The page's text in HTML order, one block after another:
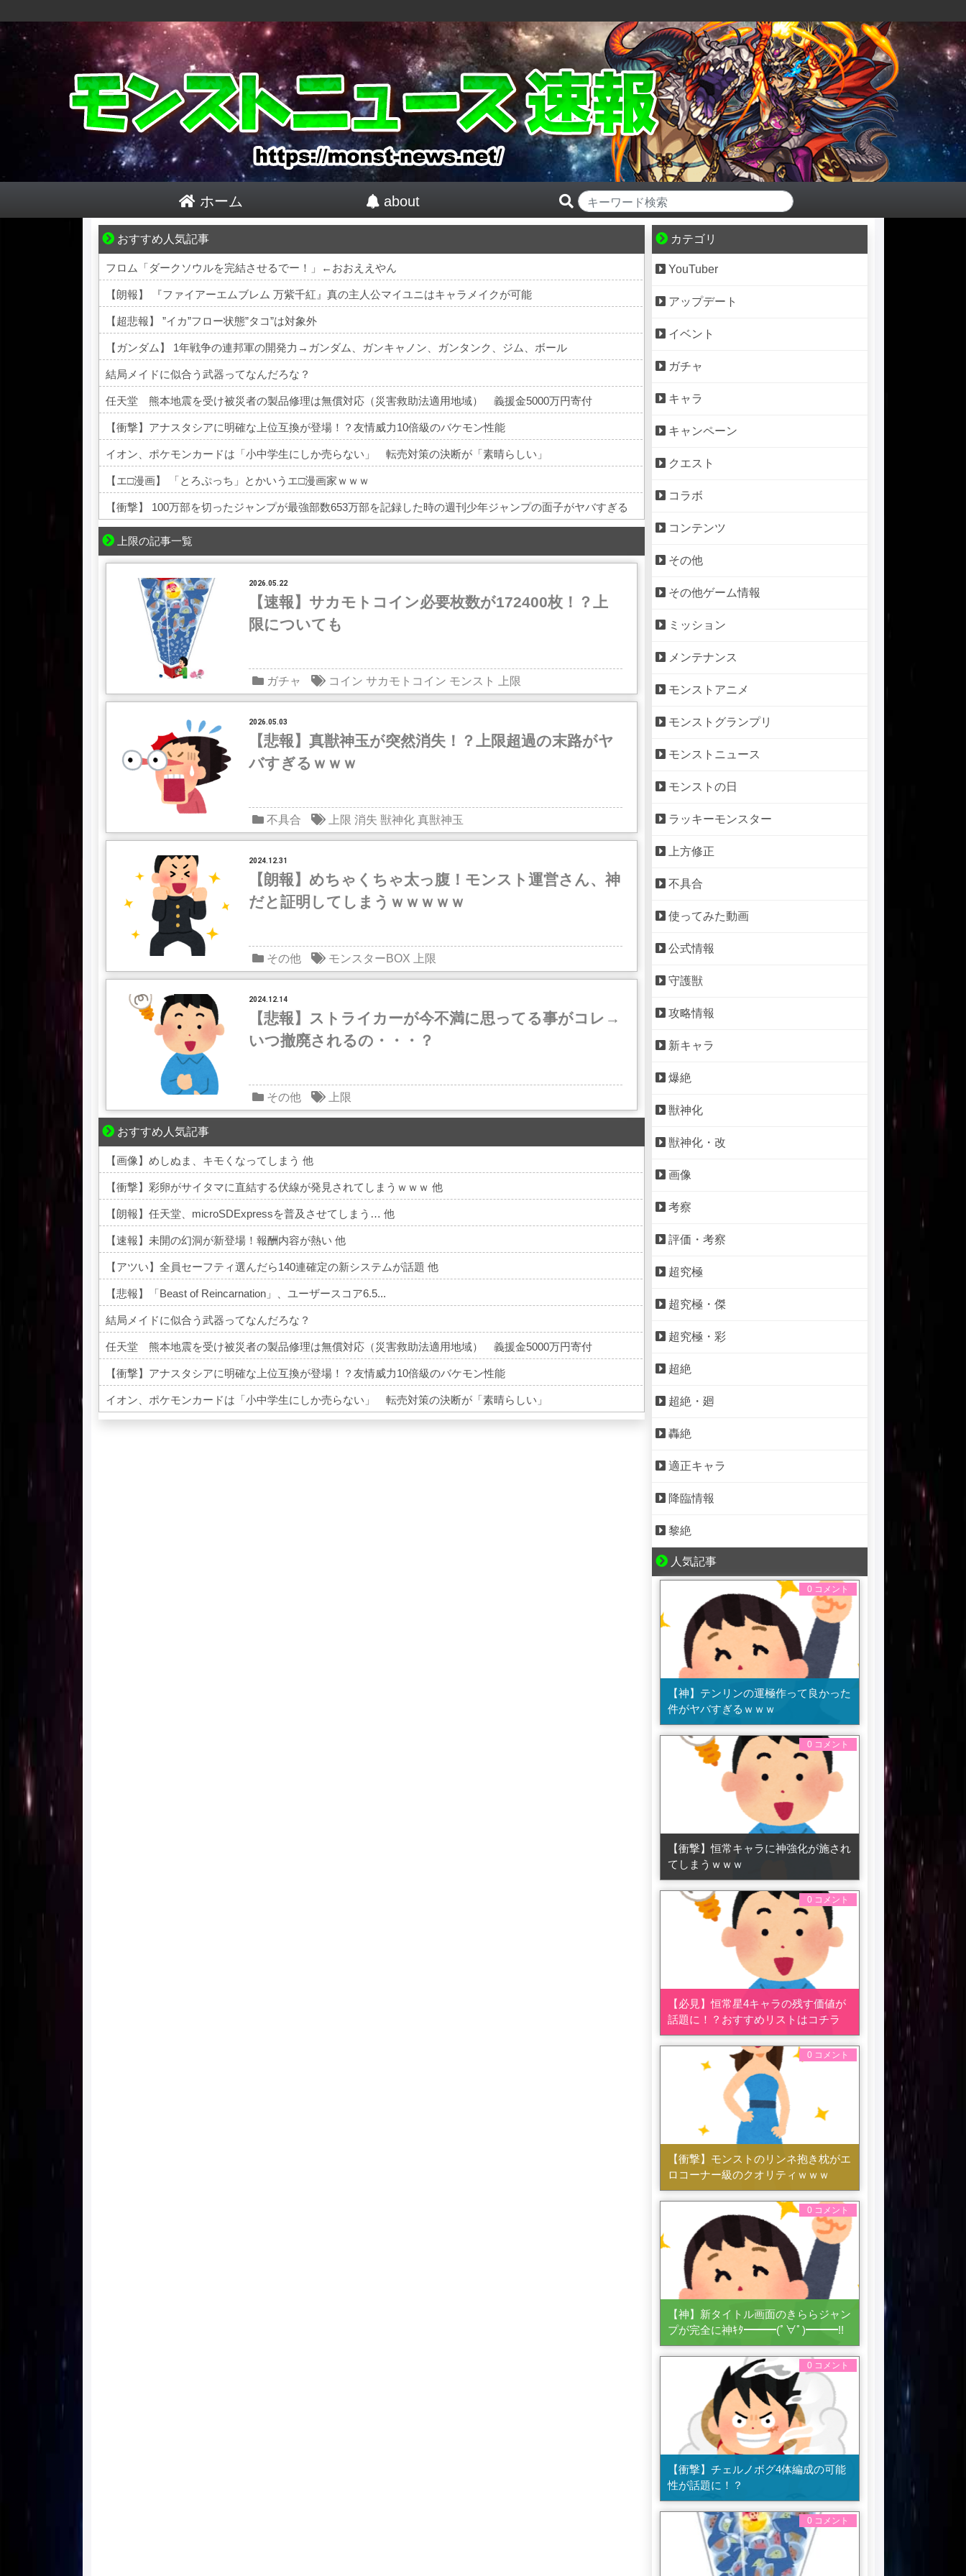
ホーム about
おすすめ人気記事
好青年の片思いが壊れていくまで
フロム「ダークソウルを完結させるでー！」←おおええやん
【朗報】 『ファイアーエムブレム 万紫千紅』真の主人公マイユニはキャラメイクが可能
【超悲報】 ”イカ”フロー状態”タコ”は対象外
【ガンダム】 1年戦争の連邦軍の開発力→ガンダム、ガンキャノン、ガンタンク、ジム、ボール
結局メイドに似合う武器ってなんだろな？
任天堂 熊本地震を受け被災者の製品修理は無償対応（災害救助法適用地域） 義援金5000万円寄付
【衝撃】アナスタシアに明確な上位互換が登場！？友情威力10倍級のバケモン性能
イオン、ポケモンカードは「小中学生にしか売らない」 転売対策の決断が「素晴らしい」
【エ□漫画】 「とろぷっち」とかいうエ□漫画家ｗｗｗ
【衝撃】 100万部を切ったジャンプが最強部数653万部を記録した時の週刊少年ジャンプの面子がヤバすぎる
Powered by livedoor 相互RSS
上限の記事一覧
2026.05.22
【速報】サカモトコイン必要枚数が172400枚！？上
限についても
ガチャ コイン サカモトコイン モンスト 上限
2026.05.03
【悲報】真獣神玉が突然消失！？上限超過の末路がヤ
バすぎるｗｗｗ
不具合 上限 消失 獣神化 真獣神玉
2024.12.31
【朗報】めちゃくちゃ太っ腹！モンスト運営さん、神
だと証明してしまうｗｗｗｗｗ
その他 モンスターBOX 上限
2024.12.14
【悲報】ストライカーが今不満に思ってる事がコレ→
いつ撤廃されるの・・・？
その他 上限
おすすめ人気記事
【マンガ】バラシ屋トシヤの漫画セレクション
【画像】めしぬま、キモくなってしまう 他
【衝撃】彩卵がサイタマに直結する伏線が発見されてしまうｗｗｗ 他
【朗報】任天堂、microSDExpressを普及させてしまう… 他
【速報】未開の幻洞が新登場！報酬内容が熱い 他
【アツい】全員セーフティ選んだら140連確定の新システムが話題 他
【悲報】「Beast of Reincarnation」、ユーザースコア6.5...
結局メイドに似合う武器ってなんだろな？
任天堂 熊本地震を受け被災者の製品修理は無償対応（災害救助法適用地域） 義援金5000万円寄付
【衝撃】アナスタシアに明確な上位互換が登場！？友情威力10倍級のバケモン性能
イオン、ポケモンカードは「小中学生にしか売らない」 転売対策の決断が「素晴らしい」
カテゴリ
YouTuber
アップデート
イベント
ガチャ
キャラ
キャンペーン
クエスト
コラボ
コンテンツ
その他
その他ゲーム情報
ミッション
メンテナンス
モンストアニメ
モンストグランプリ
モンストニュース
モンストの日
ラッキーモンスター
上方修正
不具合
使ってみた動画
公式情報
守護獣
攻略情報
新キャラ
爆絶
獣神化
獣神化・改
画像
考察
評価・考察
超究極
超究極・傑
超究極・彩
超絶
超絶・廻
轟絶
適正キャラ
降臨情報
黎絶
人気記事
0 コメント
【神】テンリンの運極作って良かった
件がヤバすぎるｗｗｗ
0 コメント
【衝撃】恒常キャラに神強化が施され
てしまうｗｗｗ
0 コメント
【必見】恒常星4キャラの残す価値が
話題に！？おすすめリストはコチラ
0 コメント
【衝撃】モンストのリンネ抱き枕がエ
ロコーナー級のクオリティｗｗｗ
0 コメント
【神】新タイトル画面のきららジャン
プが完全に神ｷﾀ━━━(ﾟ∀ﾟ)━━━!!
0 コメント
【衝撃】チェルノボグ4体編成の可能
性が話題に！？
0 コメント